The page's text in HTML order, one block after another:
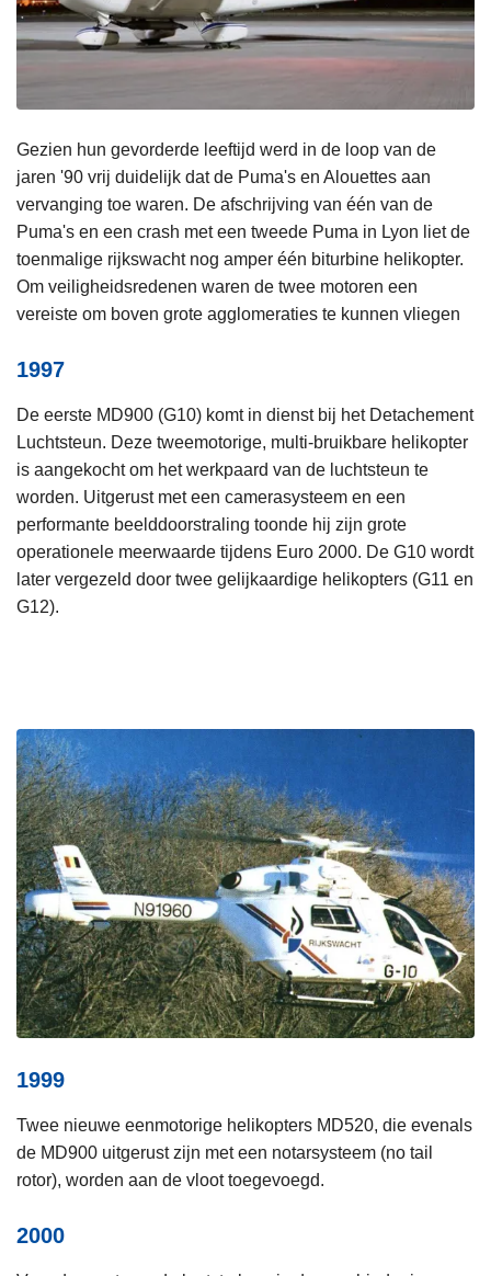
Gezien hun gevorderde leeftijd werd in de loop van de
jaren '90 vrij duidelijk dat de Puma's en Alouettes aan
vervanging toe waren. De afschrijving van één van de
Puma's en een crash met een tweede Puma in Lyon liet de
toenmalige rijkswacht nog amper één biturbine helikopter.
Om veiligheidsredenen waren de twee motoren een
vereiste om boven grote agglomeraties te kunnen vliegen
1997
De eerste MD900 (G10) komt in dienst bij het Detachement
Luchtsteun. Deze tweemotorige, multi-bruikbare helikopter
is aangekocht om het werkpaard van de luchtsteun te
worden. Uitgerust met een camerasysteem en een
performante beelddoorstraling toonde hij zijn grote
operationele meerwaarde tijdens Euro 2000. De G10 wordt
later vergezeld door twee gelijkaardige helikopters (G11 en
G12).
1999
Twee nieuwe eenmotorige helikopters MD520, die evenals
de MD900 uitgerust zijn met een notarsysteem (no tail
rotor), worden aan de vloot toegevoegd.
2000